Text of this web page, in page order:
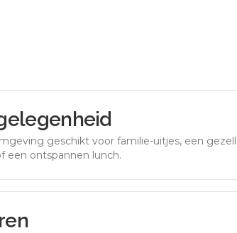
geschikt voor familie-uitjes, een
een ontspannen lunch.